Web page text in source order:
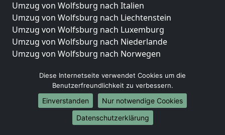
Umzug von Wolfsburg nach Italien
Umzug von Wolfsburg nach Liechtenstein
Umzug von Wolfsburg nach Luxemburg
Umzug von Wolfsburg nach Niederlande
Umzug von Wolfsburg nach Norwegen
Umzüge-Deutschlandweit
Umzug von Wolfsburg nach Berlin
Umzug von Wolfsburg nach Hamburg
Umzug von Wolfsburg nach München
Umzug von Wolfsburg nach Köln
Diese Internetseite verwendet Cookies um die
Benutzerfreundlichkeit zu verbessern.
Einverstanden
Nur notwendige Cookies
Datenschutzerklärung